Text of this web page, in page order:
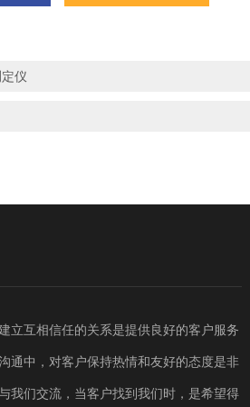
仪
立互相信任的关系是提供良好的客户服务
通中，对客户保持热情和友好的态度是非
我们交流，当客户找到我们时，是希望得